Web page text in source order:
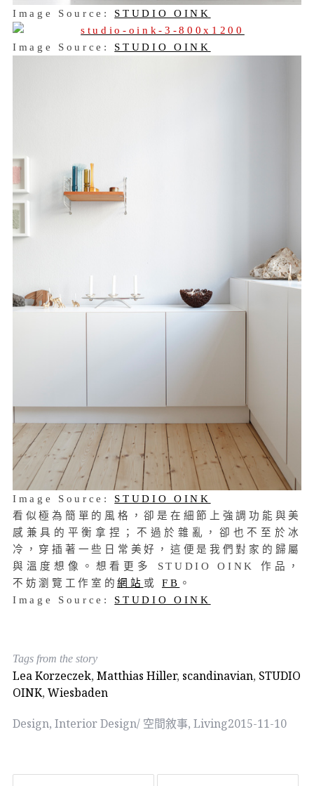
Image Source: STUDIO OINK
Image Source: STUDIO OINK
Image Source: STUDIO OINK
看似極為簡單的風格，卻是在細節上強調功能與美
感兼具的平衡拿捏；不過於雜亂，卻也不至於冰
冷，穿插著一些日常美好，這便是我們對家的歸屬
與溫度想像。想看更多 STUDIO OINK 作品，
不妨瀏覽工作室的網站 或 FB 。
Image Source: STUDIO OINK
Tags from the story
Lea Korzeczek, Matthias Hiller, scandinavian, STUDIO
OINK, Wiesbaden
Design, Interior Design/ 空間敘事, Living2015-11-10